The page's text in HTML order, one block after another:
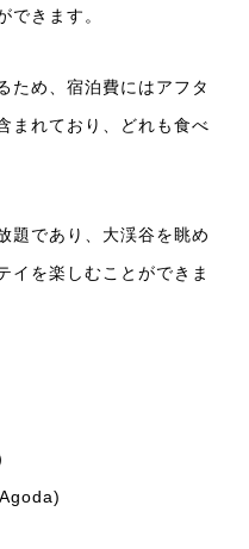
できます。
ため、宿泊費にはアフタ
まれており、どれも食べ
題であり、大渓谷を眺め
イを楽しむことができま